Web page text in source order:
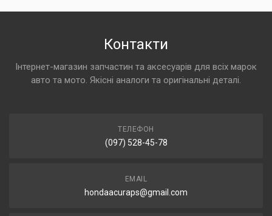
Контакти
Інтернет-магазин запчастин та аксесуарів для всіх марок
авто та мото. Якісні аналоги та оригінальні деталі.
ТЕЛЕФОН
(097) 528-45-78
EMAIL
hondaacuraps@gmail.com